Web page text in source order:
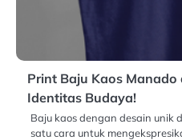
Print Baju Kaos
Identitas Budaya!
Baju kaos dengan desain unik
satu cara untuk